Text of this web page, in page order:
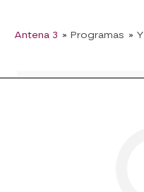
Antena 3 » Programas »